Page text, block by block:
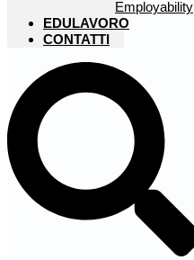
Employability
EDULAVORO
CONTATTI